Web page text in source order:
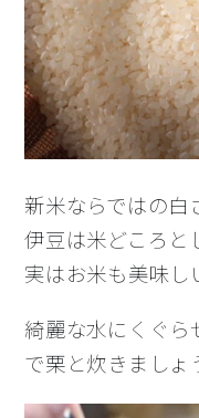
新米ならではの白
伊豆は米どころと
実はお米も美味し
綺麗な水にくぐら
で栗と炊きましょ